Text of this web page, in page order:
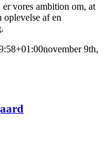
vores ambition om, at
oplevelse af en
november 9th,